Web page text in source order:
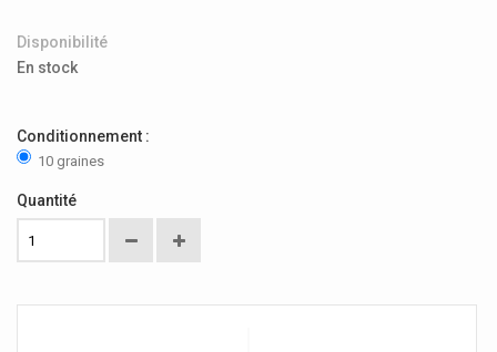
Disponibilité
En stock
Conditionnement :
10 graines
Quantité